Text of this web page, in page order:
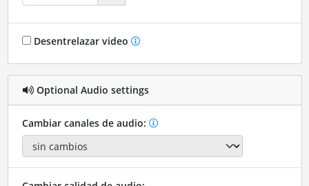
Desentrelazar video
Optional Audio settings
Cambiar canales de audio: